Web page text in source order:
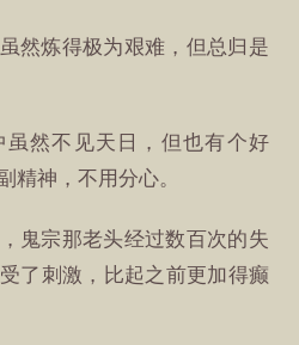
然炼得极为艰难，但总归是
虽然不见天日，但也有个好
精神，不用分心。
鬼宗那老头经过数百次的失
了刺激，比起之前更加得癫